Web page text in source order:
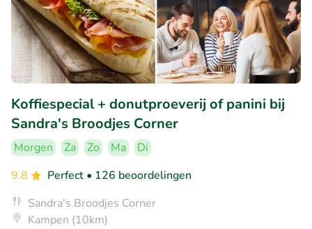
Koffiespecial + donutproeverij of panini bij
Sandra's Broodjes Corner
Morgen Za Zo Ma
Di
9.8
Perfect • 126 beoordelingen
Sandra's Broodjes Corner
Kampen (10km)